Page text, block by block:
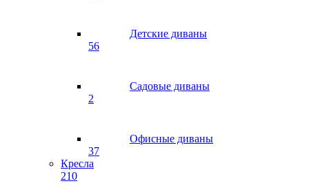
Детские диваны
56
Садовые диваны
2
Офисные диваны
37
Кресла
210